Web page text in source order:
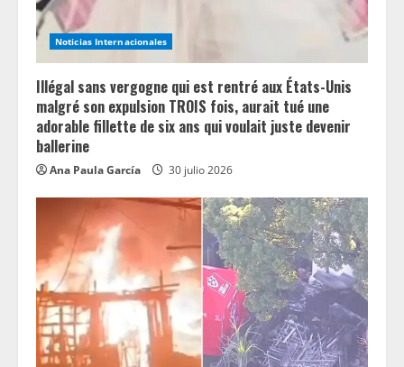
Noticias Internacionales
Illégal sans vergogne qui est rentré aux États-Unis
malgré son expulsion TROIS fois, aurait tué une
adorable fillette de six ans qui voulait juste devenir
ballerine
Ana Paula García 30 julio 2026